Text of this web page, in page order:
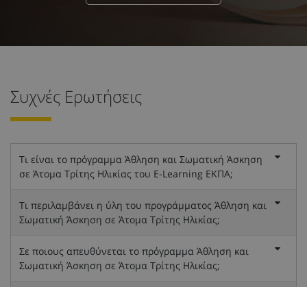
Συχνές Ερωτήσεις
Τι είναι το πρόγραμμα Άθληση και Σωματική Άσκηση
σε Άτομα Τρίτης Ηλικίας του E-Learning ΕΚΠΑ;
Τι περιλαμβάνει η ύλη του προγράμματος Άθληση και
Σωματική Άσκηση σε Άτομα Τρίτης Ηλικίας;
Σε ποιους απευθύνεται το πρόγραμμα Άθληση και
Σωματική Άσκηση σε Άτομα Τρίτης Ηλικίας;